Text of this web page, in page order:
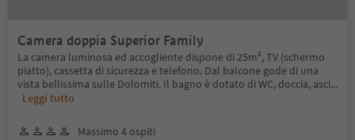
Camera doppia Superior Family
La camera luminosa ed accogliente dispone di 25m², TV (schermo
piatto), cassetta di sicurezza e telefono. Dal balcone gode di una
vista bellissima sulle Dolomiti. Il bagno è dotato di WC, doccia, asci...
Leggi tutto
Massimo 4 ospiti